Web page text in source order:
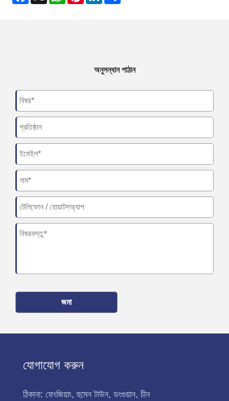
অনুসন্ধান পাঠান
জমা
যোগাযোগ করুন
ঠিকানা: ফেংজিয়াং, হুমেন টাউন, ডংগুয়ান, চীন